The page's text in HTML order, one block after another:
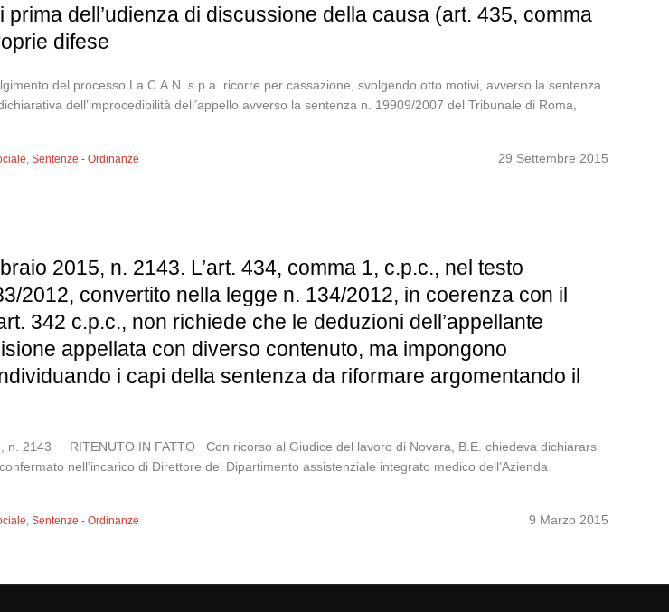
dell’udienza di discussione della causa (art. 435, comma
difese
del processo La C.A.N. s.p.a. ricorre per cassazione, svolgendo otto motivi, avverso la sentenza
dell’improcedibilità dell’appello avverso la sentenza n. 19909/2007 del Tribunale di Roma,
29 Settembre 2015
,Sentenze - Ordinanze
2015, n. 2143. L’art. 434, comma 1, c.p.c., nel testo
2012, convertito nella legge n. 134/2012, in coerenza con il
342 c.p.c., non richiede che le deduzioni dell’appellante
appellata con diverso contenuto, ma impongono
i capi della sentenza da riformare argomentando il
n. 2143 RITENUTO IN FATTO Con ricorso al Giudice del lavoro di Novara, B.E. chiedeva dichiararsi
nell’incarico di Direttore del Dipartimento assistenziale integrato medico dell’Azienda
9 Marzo 2015
,Sentenze - Ordinanze